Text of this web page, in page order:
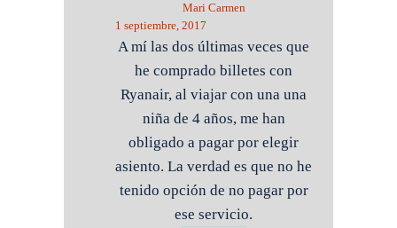
Mari Carmen
1 septiembre, 2017
A mí las dos últimas veces que
he comprado billetes con
Ryanair, al viajar con una una
niña de 4 años, me han
obligado a pagar por elegir
asiento. La verdad es que no he
tenido opción de no pagar por
ese servicio.